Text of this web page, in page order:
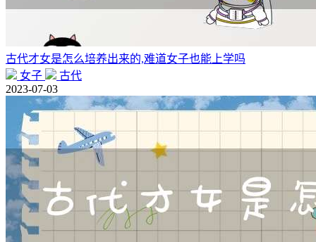
古代才女是怎么培养出来的,难道女子也能上学吗
女子
古代
2023-07-03